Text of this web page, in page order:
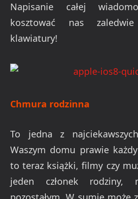
Napisanie całej
kosztować nas
klawiatury!
Chmura rodzinna
To jedna z
Waszym domu prawie
to teraz książki, filmy czy
jeden członek rodziny,